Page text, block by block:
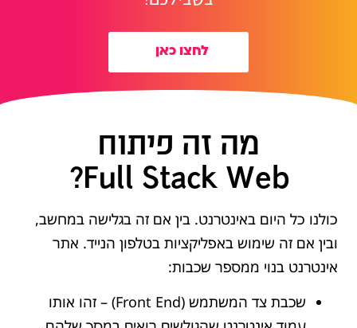
לחצו כאן
מה זה פיתוח
Full Stack Web?
כולנו כל היום באינטרנט. בין אם זה בגלישה במחשב,
ובין אם זה שימוש באפליקציות בטלפון הנייד. אתר
אינטרנט בנוי ממספר שכבות:
שכבת צד המשתמש (Front End) – זהו אותו